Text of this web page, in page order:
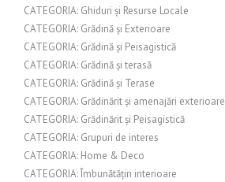
CATEGORIA: Ghiduri și Resurse Locale
CATEGORIA: Grădină și Exterioare
CATEGORIA: Grădină și Peisagistică
CATEGORIA: Grădină și terasă
CATEGORIA: Grădină și Terase
CATEGORIA: Grădinărit și amenajări exterioare
CATEGORIA: Grădinărit și Peisagistică
CATEGORIA: Grupuri de interes
CATEGORIA: Home & Deco
CATEGORIA: Îmbunătățiri interioare